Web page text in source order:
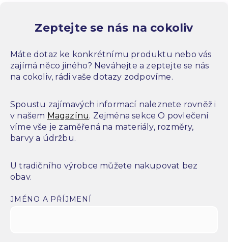
Zeptejte se nás na cokoliv
Máte dotaz ke konkrétnímu produktu nebo vás
zajímá něco jiného? Neváhejte a zeptejte se nás
na cokoliv, rádi vaše dotazy zodpovíme.
Spoustu zajímavých informací naleznete rovněž i
v našem Magazínu. Zejména sekce O povlečení
víme vše je zaměřená na materiály, rozměry,
barvy a údržbu.
U tradičního výrobce můžete nakupovat bez
obav.
JMÉNO A PŘÍJMENÍ